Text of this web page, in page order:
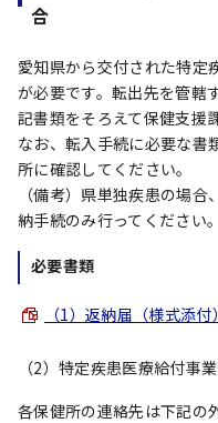
合
愛知県から交付された特定
が必要です。転出先を管轄
記書類をそろえて保健支援
なお、転入手続に必要な書
所に確認してください。
（備考）県単独疾患の場
納手続のみ行ってください。
必要書類
（1）返納届（様式添付
（2）特定疾患医療給付事
各保健所の連絡先は下記の